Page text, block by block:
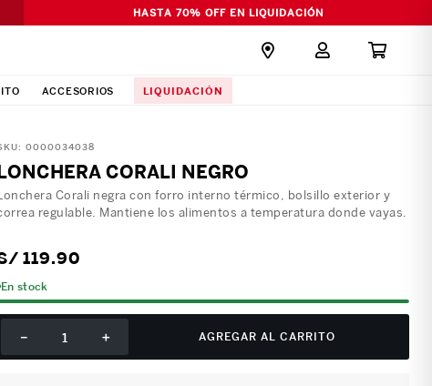
HASTA 70% OFF EN LIQUIDACIÓN
ACCESORIOS LIQUIDACIÓN
:0000034038
CORALI NEGRO
Corali negra con forro interno térmico, bolsillo exterior y
regulable. Mantiene los alimentos a temperatura donde vayas.
119.90
En stock
＋
－ AGREGAR AL CARRITO